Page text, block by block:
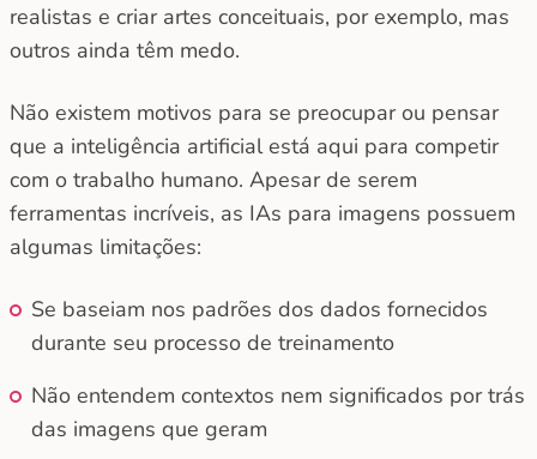
realistas e criar artes conceituais, por exemplo, mas
outros ainda têm medo.
Não existem motivos para se preocupar ou pensar
que a inteligência artificial está aqui para competir
com o trabalho humano. Apesar de serem
ferramentas incríveis, as IAs para imagens possuem
algumas limitações:
Se baseiam nos padrões dos dados fornecidos
durante seu processo de treinamento
Não entendem contextos nem significados por trás
das imagens que geram